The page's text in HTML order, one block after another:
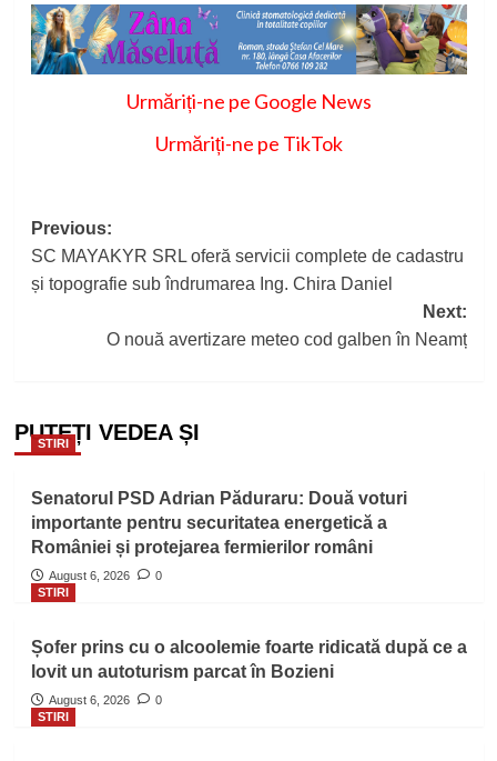
Urmăriți-ne pe Google News
Urmăriți-ne pe TikTok
Post
navigation
Previous:
SC MAYAKYR SRL oferă servicii complete de cadastru
și topografie sub îndrumarea Ing. Chira Daniel
Next:
O nouă avertizare meteo cod galben în Neamț
PUTEȚI VEDEA ȘI
STIRI
Senatorul PSD Adrian Păduraru: Două voturi
importante pentru securitatea energetică a
României și protejarea fermierilor români
August 6, 2026
0
STIRI
Șofer prins cu o alcoolemie foarte ridicată după ce a
lovit un autoturism parcat în Bozieni
August 6, 2026
0
STIRI